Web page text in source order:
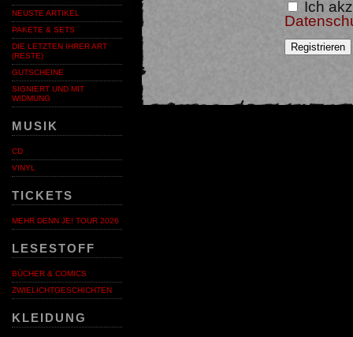
NEUSTE ARTIKEL
PAKETE & SETS
DIE LETZTEN IHRER ART
(RESTE)
GUTSCHEINE
SIGNIERT UND MIT
WIDMUNG
MUSIK
CD
VINYL
TICKETS
MEHR DENN JE! TOUR 2026
LESESTOFF
BÜCHER & COMICS
ZWIELICHTGESCHICHTEN
KLEIDUNG
Ich
Registrieren